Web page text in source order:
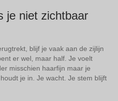
je niet zichtbaar
blijf je vaak aan de zijlijn
er wel, maar half. Je voelt
misschien haarfijn maar je
je in. Je wacht. Je stem blijft